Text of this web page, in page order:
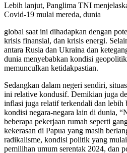
Lebih lanjut, Panglima TNI
Covid-19 mulai mereda, dunia
global saat ini dihadapkan dengan
krisis finansial, dan krisis energi.
antara Rusia dan Ukraina dan
dunia menyebabkan kondisi
memunculkan ketidakpastian.
Sedangkan dalam negeri sendiri,
ini relative kondusif. Demikian juga
inflasi juga relatif terkendali dan lebih
kondisi negara-negara lain di dunia,
beberapa pekerjaan rumah seperti
kekerasan di Papua yang masih
radikalisme, kondisi politik yang
pemilihan umum serentak 2024, dan